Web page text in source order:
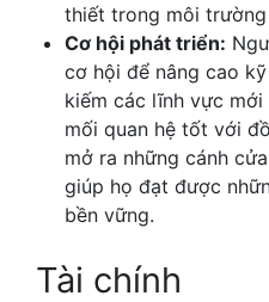
thiết trong môi trường
Cơ hội phát triển:
cơ hội để nâng cao
kiếm các lĩnh vực
mối quan hệ tốt với
mở ra những cánh
giúp họ đạt được
bền vững.
Tài chính